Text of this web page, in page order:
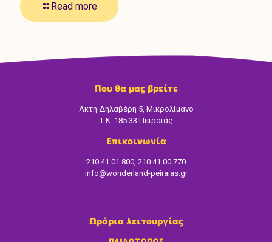
Read more
Που θα μας βρείτε
Ακτή Δηλαβέρη 5, Μικρολίμανο
Τ.Κ. 185 33 Πειραιάς
Επικοινωνία
210 41 01 800, 210 41 00 770
info@wonderland-peiraias.gr
Ωράρια λειτουργίας